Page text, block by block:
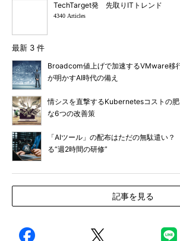
TechTarget発 先取りITトレンド
4340 Articles
最新 3 件
Broadcom値上げで加速するVMware
が明かすAI時代の備え
情シスを直撃するKubernetesコストの
な6つの改善策
「AIツール」の配布はただの無駄遣い
る“週2時間の研修”
記事を見る